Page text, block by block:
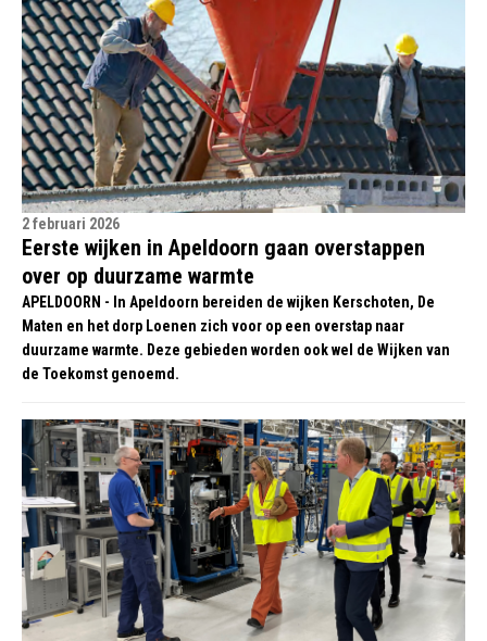
2 februari 2026
Eerste wijken in Apeldoorn gaan overstappen
over op duurzame warmte
APELDOORN - In Apeldoorn bereiden de wijken Kerschoten, De
Maten en het dorp Loenen zich voor op een overstap naar
duurzame warmte. Deze gebieden worden ook wel de Wijken van
de Toekomst genoemd.